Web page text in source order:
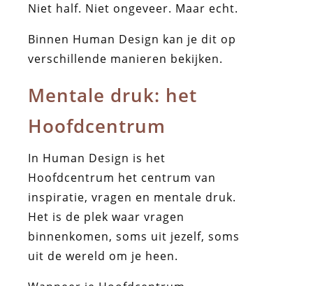
Niet half. Niet ongeveer. Maar echt.
Binnen Human Design kan je dit op
verschillende manieren bekijken.
Mentale druk: het
Hoofdcentrum
In Human Design is het
Hoofdcentrum het centrum van
inspiratie, vragen en mentale druk.
Het is de plek waar vragen
binnenkomen, soms uit jezelf, soms
uit de wereld om je heen.